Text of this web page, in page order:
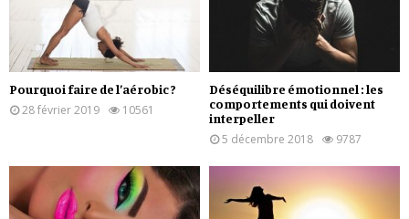
Pourquoi faire de l’aérobic ?
28 février 2019
10561
Déséquilibre émotionnel : les
comportements qui doivent
interpeller
5 décembre 2018
9787